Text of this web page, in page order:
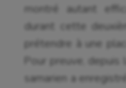
montré autant
durant cette
prétendre à une
Pour preuve,
samarien a